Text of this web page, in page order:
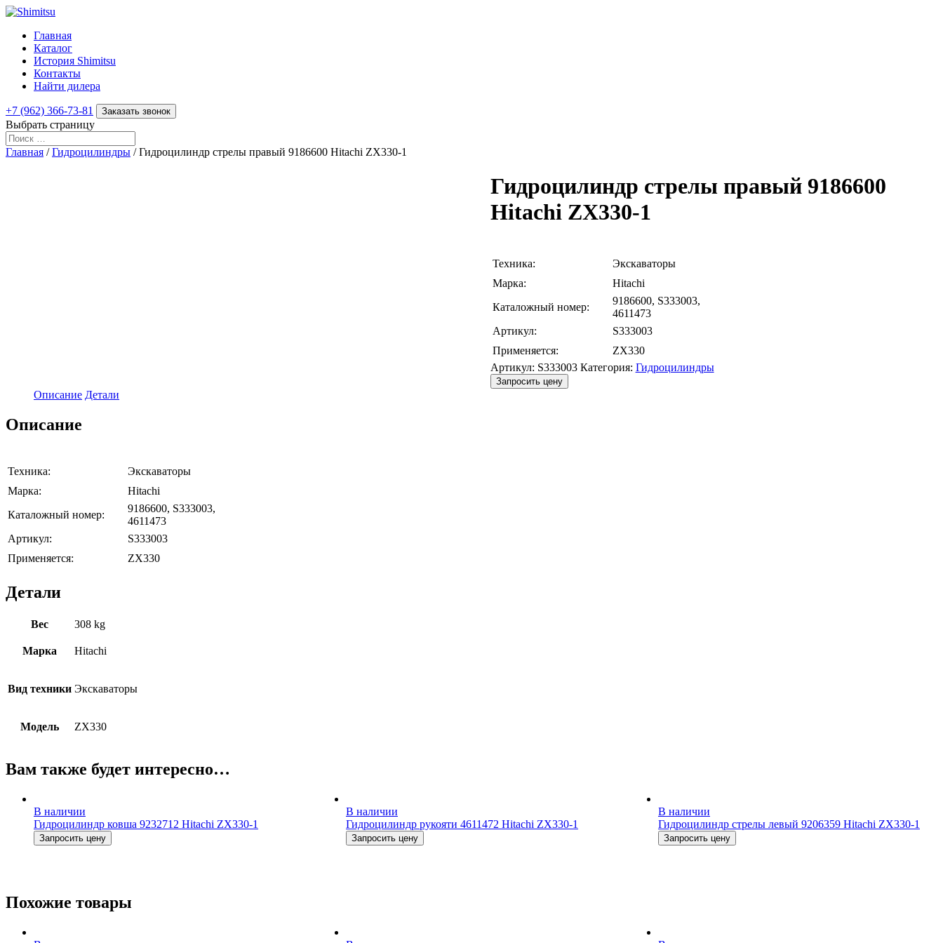
Главная
Каталог
История Shimitsu
Контакты
Найти дилера
+7 (962) 366-73-81 Заказать звонок
Выбрать страницу
Главная /Гидроцилиндры / Гидроцилиндр стрелы правый 9186600 Hitachi ZX330-1
Гидроцилиндр стрелы правый 9186600
Hitachi ZX330-1
Техника:
Экскаваторы
Марка:
Hitachi
Каталожный номер:
9186600, S333003,
4611473
Артикул:
S333003
Применяется:
ZX330
Артикул: S333003 Категория: Гидроцилиндры
Запросить цену
Описание Детали
Описание
Техника:
Экскаваторы
Марка:
Hitachi
Каталожный номер:
9186600, S333003,
4611473
Артикул:
S333003
Применяется:
ZX330
Детали
Вес 308 kg
Марка Hitachi
Вид техники Экскаваторы
Модель ZX330
Вам также будет интересно…
В наличии
Гидроцилиндр ковша 9232712 Hitachi ZX330-1
Запросить цену
В наличии
Гидроцилиндр рукояти 4611472 Hitachi ZX330-1
Запросить цену
В наличии
Гидроцилиндр стрелы левый 9206359 Hitachi ZX330-1
Запросить цену
Похожие товары